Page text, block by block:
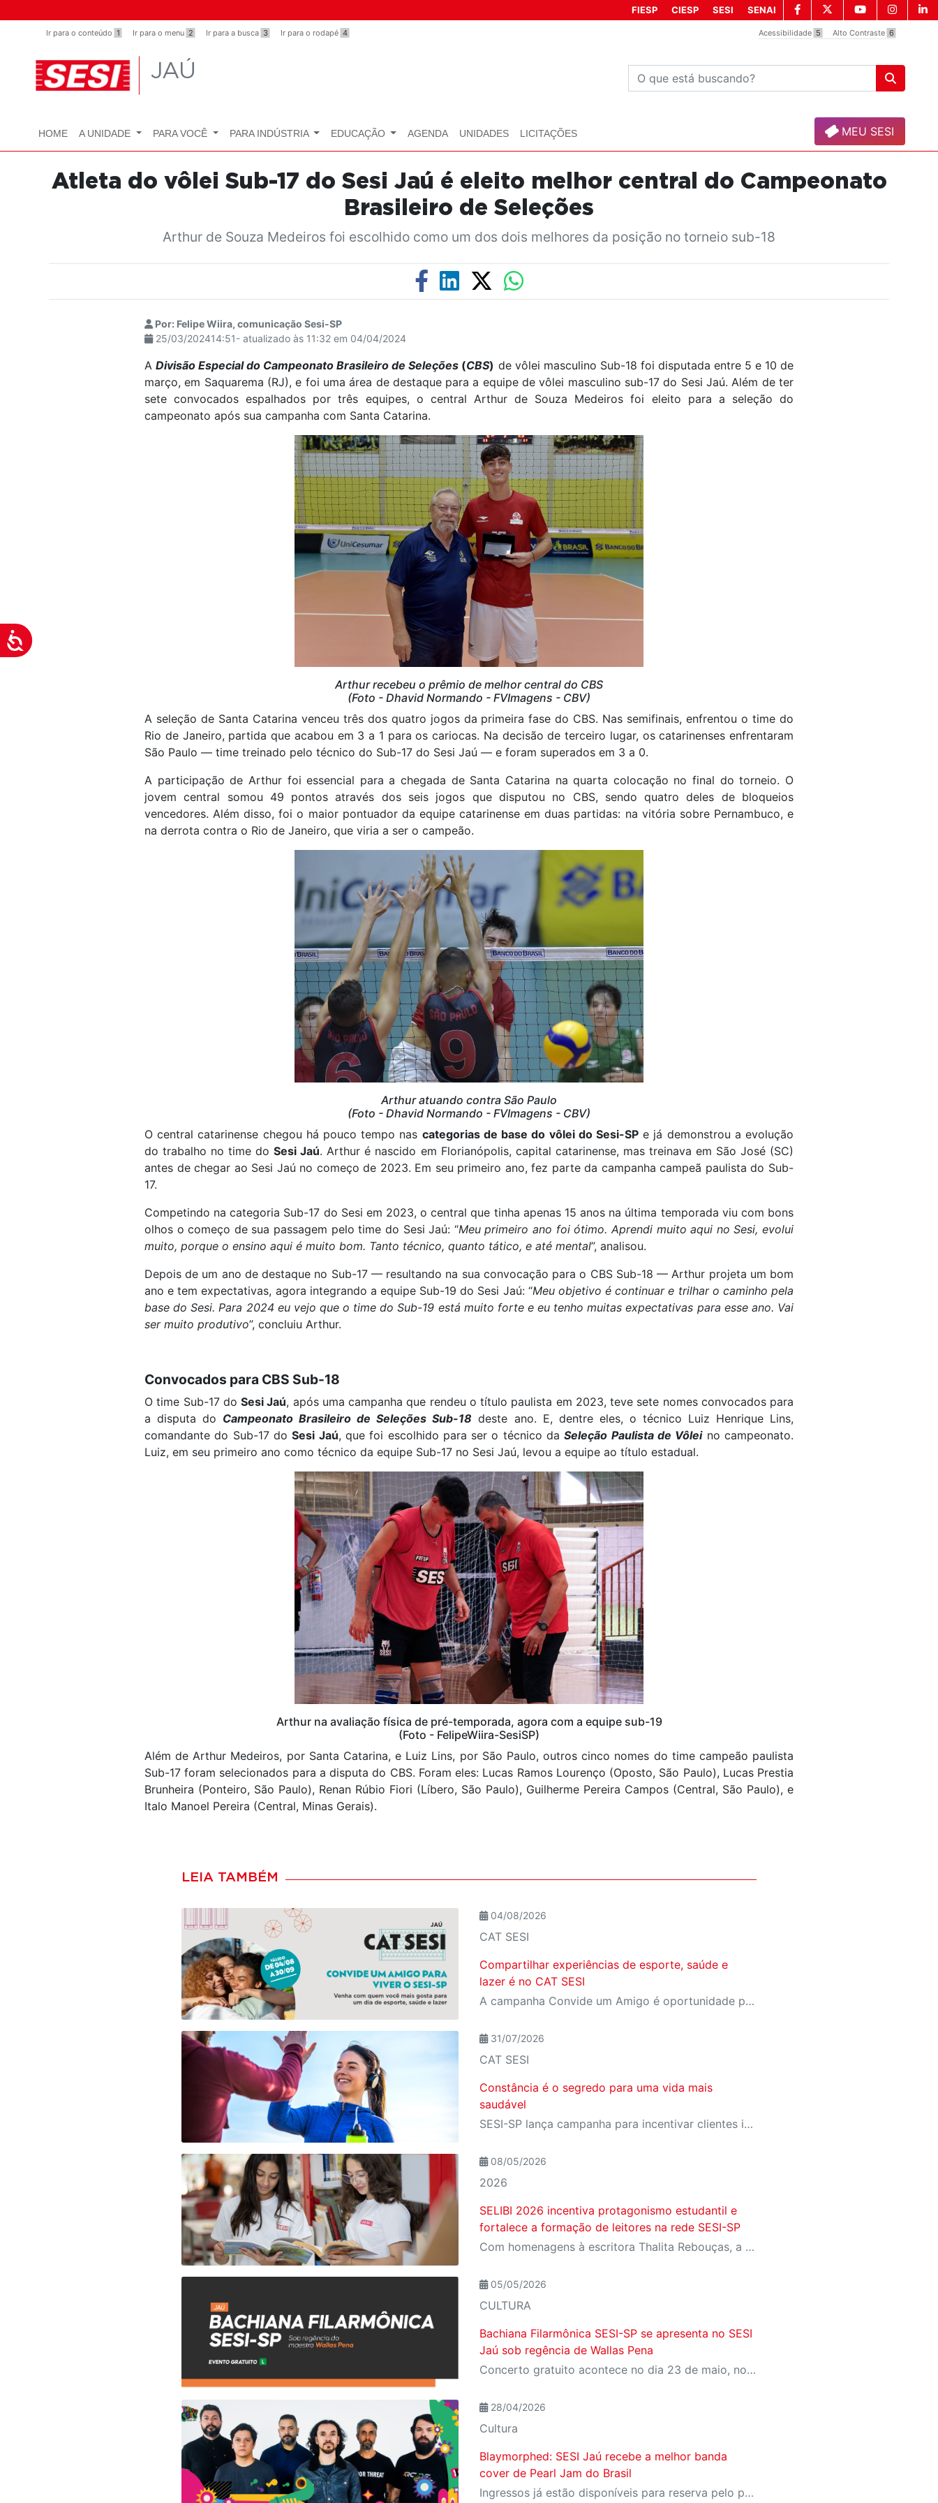
sistema
Acessibilidade
Ir para o conteúdo 1 Ir para o menu 2 Ir para a busca 3 Ir para o rodapé 4 Acessibilidade 5 Alto Contraste 6
FIESP CIESP SESI SENAI
JAÚ
HOME A UNIDADE PARA VOCÊ PARA INDÚSTRIA EDUCAÇÃO AGENDA UNIDADES LICITAÇÕES MEU SESI
Atleta do vôlei Sub-17 do Sesi Jaú é eleito melhor central do Campeonato
Brasileiro de Seleções
Arthur de Souza Medeiros foi escolhido como um dos dois melhores da posição no torneio sub-18
Por: Felipe Wiira, comunicação Sesi-SP
25/03/202414:51- atualizado às 11:32 em 04/04/2024
ADivisão Especial do Campeonato Brasileiro de Seleções (CBS) de vôlei masculino Sub-18 foi disputada entre 5 e 10 de
março, em Saquarema (RJ), e foi uma área de destaque para a equipe de vôlei masculino sub-17 do Sesi Jaú. Além de ter
sete convocados espalhados por três equipes, o central Arthur de Souza Medeiros foi eleito para a seleção do
campeonato após sua campanha com Santa Catarina.
Arthur recebeu o prêmio de melhor central do CBS
(Foto - Dhavid Normando - FVImagens - CBV)
A seleção de Santa Catarina venceu três dos quatro jogos da primeira fase do CBS. Nas semifinais, enfrentou o time do
Rio de Janeiro, partida que acabou em 3 a 1 para os cariocas. Na decisão de terceiro lugar, os catarinenses enfrentaram
São Paulo — time treinado pelo técnico do Sub-17 do Sesi Jaú — e foram superados em 3 a 0.
A participação de Arthur foi essencial para a chegada de Santa Catarina na quarta colocação no final do torneio. O
jovem central somou 49 pontos através dos seis jogos que disputou no CBS, sendo quatro deles de bloqueios
vencedores. Além disso, foi o maior pontuador da equipe catarinense em duas partidas: na vitória sobre Pernambuco, e
na derrota contra o Rio de Janeiro, que viria a ser o campeão.
Arthur atuando contra São Paulo
(Foto - Dhavid Normando - FVImagens - CBV)
O central catarinense chegou há pouco tempo nas categorias de base do vôlei do Sesi-SPe já demonstrou a evolução
do trabalho no time doSesi Jaú. Arthur é nascido em Florianópolis, capital catarinense, mas treinava em São José (SC)
antes de chegar ao Sesi Jaú no começo de 2023. Em seu primeiro ano, fez parte da campanha campeã paulista do Sub-
17.
Competindo na categoria Sub-17 do Sesi em 2023, o central que tinha apenas 15 anos na última temporada viu com bons
olhos o começo de sua passagem pelo time do Sesi Jaú: “Meu primeiro ano foi ótimo. Aprendi muito aqui no Sesi, evolui
muito, porque o ensino aqui é muito bom. Tanto técnico, quanto tático, e até mental”, analisou.
Depois de um ano de destaque no Sub-17 — resultando na sua convocação para o CBS Sub-18 — Arthur projeta um bom
ano e tem expectativas, agora integrando a equipe Sub-19 do Sesi Jaú: “Meu objetivo é continuar e trilhar o caminho pela
base do Sesi. Para 2024 eu vejo que o time do Sub-19 está muito forte e eu tenho muitas expectativas para esse ano. Vai
ser muito produtivo”, concluiu Arthur.
Convocados para CBS Sub-18
O time Sub-17 do Sesi Jaú, após uma campanha que rendeu o título paulista em 2023, teve sete nomes convocados para
a disputa do Campeonato Brasileiro de Seleções Sub-18 deste ano. E, dentre eles, o técnico Luiz Henrique Lins,
comandante do Sub-17 doSesi Jaú, que foi escolhido para ser o técnico daSeleção Paulista de Vôleino campeonato.
Luiz, em seu primeiro ano como técnico da equipe Sub-17 no Sesi Jaú, levou a equipe ao título estadual.
Arthur na avaliação física de pré-temporada, agora com a equipe sub-19
(Foto - FelipeWiira-SesiSP)
Além de Arthur Medeiros, por Santa Catarina, e Luiz Lins, por São Paulo, outros cinco nomes do time campeão paulista
Sub-17 foram selecionados para a disputa do CBS. Foram eles: Lucas Ramos Lourenço (Oposto, São Paulo), Lucas Prestia
Brunheira (Ponteiro, São Paulo), Renan Rúbio Fiori (Líbero, São Paulo), Guilherme Pereira Campos (Central, São Paulo), e
Italo Manoel Pereira (Central, Minas Gerais).
LEIA TAMBÉM
04/08/2026
CAT SESI
Compartilhar experiências de esporte, saúde e
lazer é no CAT SESI
A campanha Convide um Amigo é oportunidade para reunir amigos para aproveitar juntos toda estrutura da unidade SESI-SP mais próxima. Os benefícios para clientes e convidados estão no regulamento
31/07/2026
CAT SESI
Constância é o segredo para uma vida mais
saudável
SESI-SP lança campanha para incentivar clientes inativos a retomarem a prática de atividades físicas, esporte e lazer com benefícios exclusivos
08/05/2026
2026
SELIBI 2026 incentiva protagonismo estudantil e
fortalece a formação de leitores na rede SESI-SP
Com homenagens à escritora Thalita Rebouças, a Semana do Livro e da Biblioteca promove criatividade, produção autoral e diferentes formas de expressão entre estudantes da Educação Infantil à EJA
05/05/2026
CULTURA
Bachiana Filarmônica SESI-SP se apresenta no SESI
Jaú sob regência de Wallas Pena
Concerto gratuito acontece no dia 23 de maio, no SESI Jaú, com participação do tenor Jean William e do pianista Davi Campolongo
28/04/2026
Cultura
Blaymorphed: SESI Jaú recebe a melhor banda
cover de Pearl Jam do Brasil
Ingressos já estão disponíveis para reserva pelo portal Meu SESI, dois ingressos por CPF